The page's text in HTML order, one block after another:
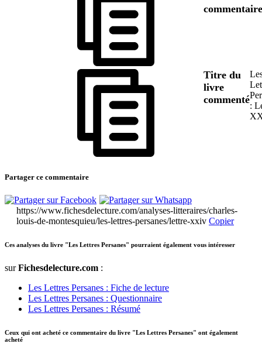
commentaire
Titre du
livre
commenté
:
Partager ce commentaire
https://www.fichesdelecture.com/analyses-litteraires/charles-
louis-de-montesquieu/les-lettres-persanes/lettre-xxiv Copier
Ces analyses du livre "Les Lettres Persanes" pourraient également vous intéresser
surFichesdelecture.com :
Les Lettres Persanes : Fiche de lecture
Les Lettres Persanes : Questionnaire
Les Lettres Persanes : Résumé
Ceux qui ont acheté ce commentaire du livre "Les Lettres Persanes" ont également
acheté